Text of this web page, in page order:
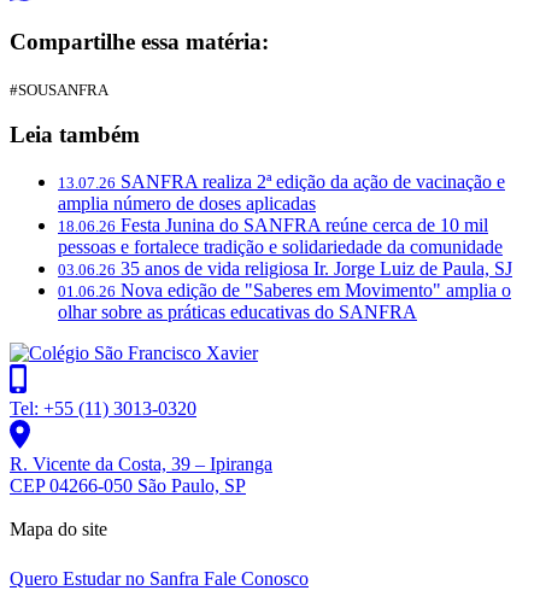
Compartilhe essa matéria:
#SOUSANFRA
Leia também
13.07.26 SANFRA realiza 2ª edição da ação de vacinação e
amplia número de doses aplicadas
18.06.26 Festa Junina do SANFRA reúne cerca de 10 mil
pessoas e fortalece tradição e solidariedade da comunidade
03.06.26 35 anos de vida religiosa Ir. Jorge Luiz de Paula, SJ
01.06.26 Nova edição de "Saberes em Movimento" amplia o
olhar sobre as práticas educativas do SANFRA
Tel: +55 (11) 3013-0320
R. Vicente da Costa, 39 – Ipiranga
CEP 04266-050 São Paulo, SP
Mapa do site
Quero Estudar no Sanfra Fale Conosco